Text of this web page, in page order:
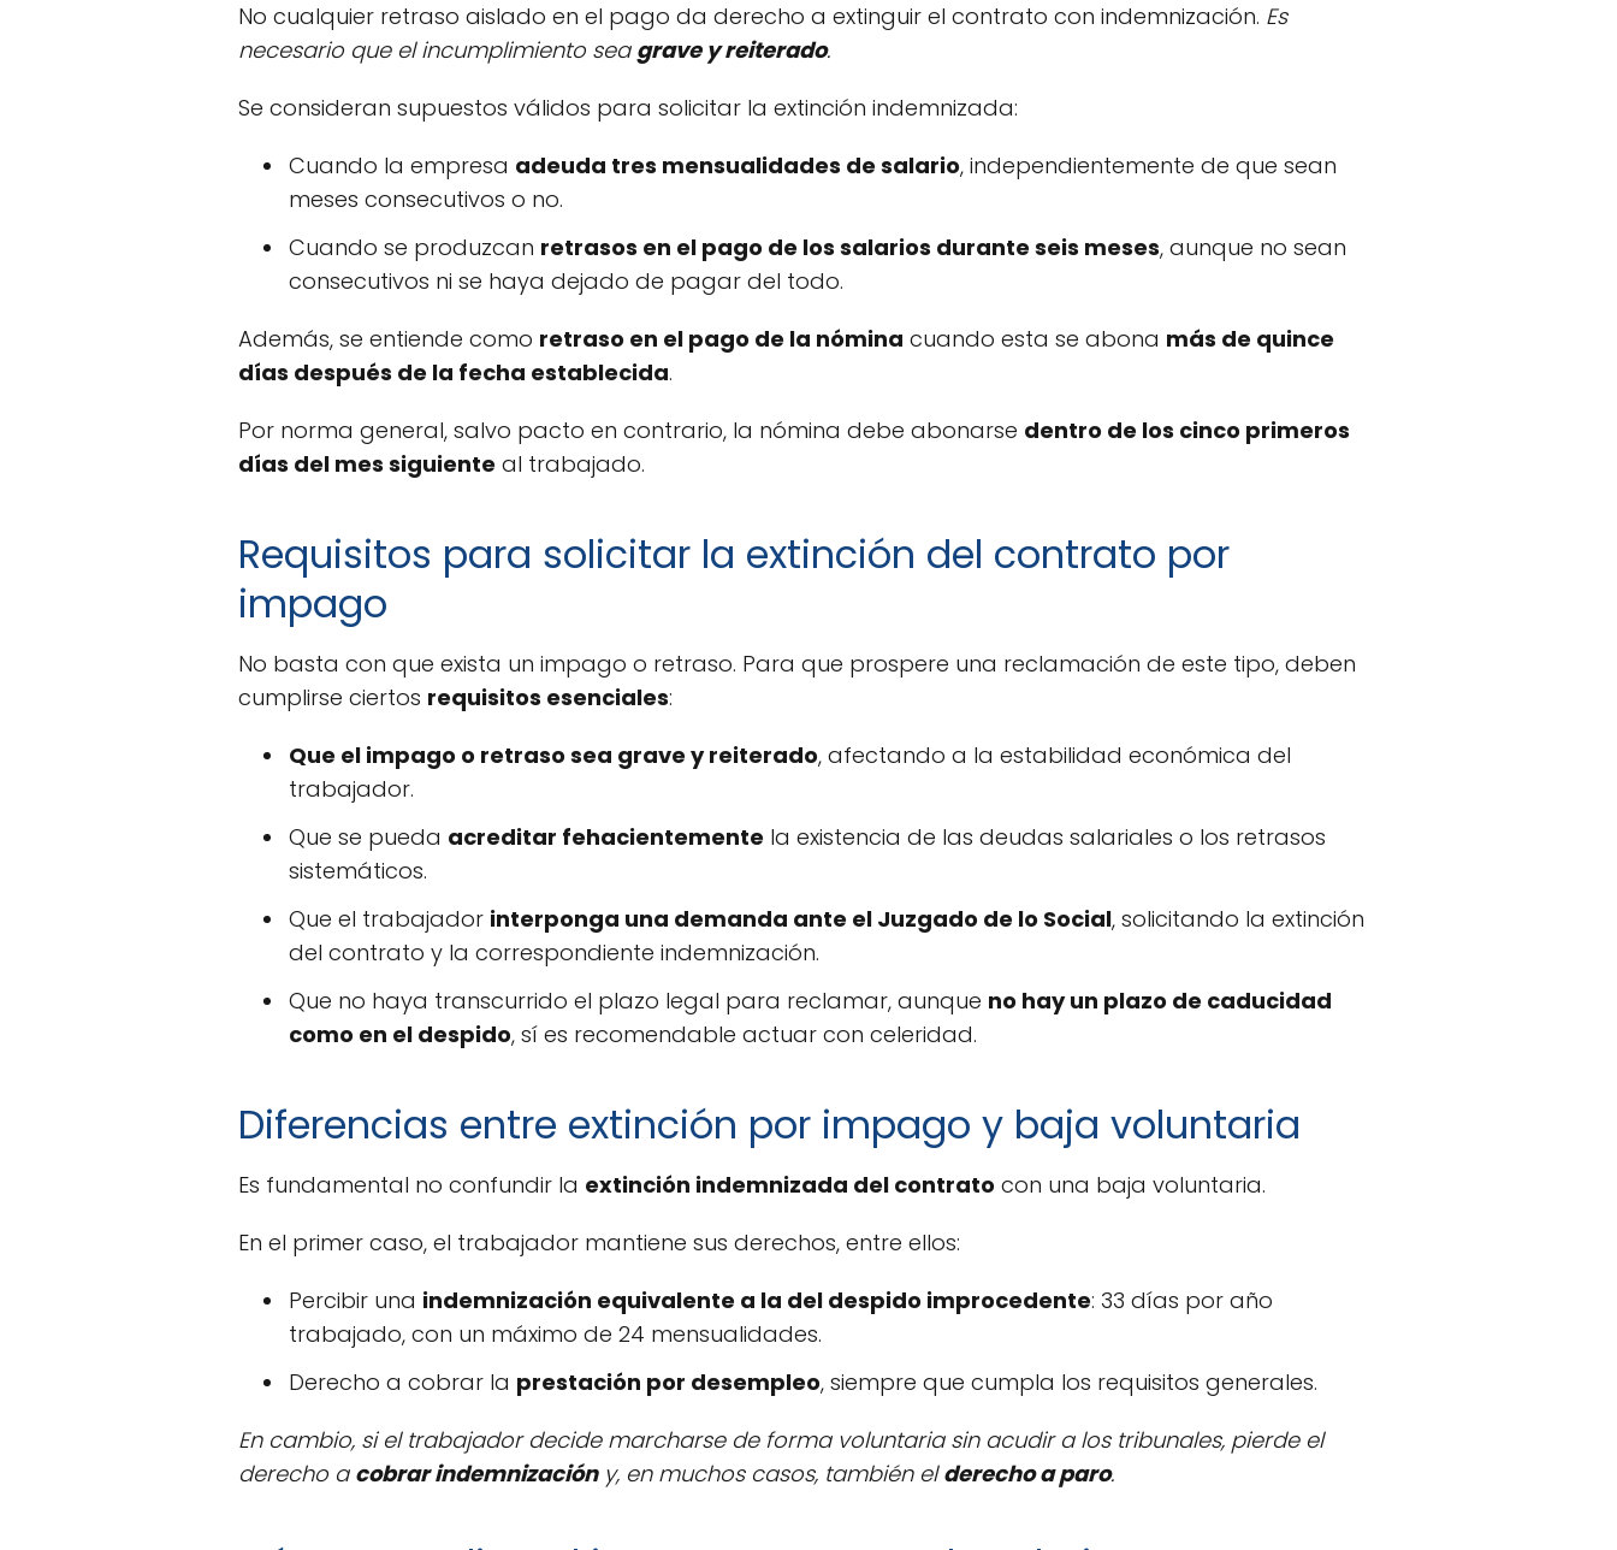
No cualquier retraso aislado en el pago da derecho a extinguir el contrato con indemnización. Es
necesario que el incumplimiento sea grave y reiterado.
Se consideran supuestos válidos para solicitar la extinción indemnizada:
Cuando la empresa adeuda tres mensualidades de salario, independientemente de que sean
meses consecutivos o no.
Cuando se produzcan retrasos en el pago de los salarios durante seis meses, aunque no sean
consecutivos ni se haya dejado de pagar del todo.
Además, se entiende como retraso en el pago de la nómina cuando esta se abona más de quince
días después de la fecha establecida.
Por norma general, salvo pacto en contrario, la nómina debe abonarse dentro de los cinco primeros
días del mes siguiente al trabajado.
Requisitos para solicitar la extinción del contrato por
impago
No basta con que exista un impago o retraso. Para que prospere una reclamación de este tipo, deben
cumplirse ciertos requisitos esenciales:
Que el impago o retraso sea grave y reiterado, afectando a la estabilidad económica del
trabajador.
Que se pueda acreditar fehacientemente la existencia de las deudas salariales o los retrasos
sistemáticos.
Que el trabajador interponga una demanda ante el Juzgado de lo Social, solicitando la extinción
del contrato y la correspondiente indemnización.
Que no haya transcurrido el plazo legal para reclamar, aunque no hay un plazo de caducidad
como en el despido, sí es recomendable actuar con celeridad.
Diferencias entre extinción por impago y baja voluntaria
Es fundamental no confundir la extinción indemnizada del contrato con una baja voluntaria.
En el primer caso, el trabajador mantiene sus derechos, entre ellos:
Percibir una indemnización equivalente a la del despido improcedente: 33 días por año
trabajado, con un máximo de 24 mensualidades.
Derecho a cobrar la prestación por desempleo, siempre que cumpla los requisitos generales.
En cambio, si el trabajador decide marcharse de forma voluntaria sin acudir a los tribunales, pierde el
derecho a cobrar indemnizacióny, en muchos casos, también elderecho a paro.